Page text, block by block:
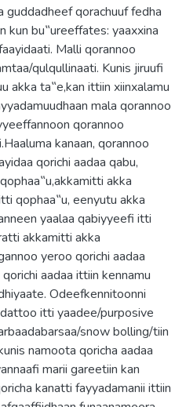
guddadheef qorachuuf fedha
kun bu‟ureeffates: yaaxxina
Malli qorannoo
qulqullinaati. Kunis jiruufi
akka ta‟e,kan ittiin xiinxalamu
mala qorannoo
qorannoo
kanaan, qorannoo
qorichi aadaa qabu,
akka
qophaa‟u, eenyutu akka
yaalaa qabiyyeefi itti
akkamitti akka
yeroo qorichi aadaa
aadaa ittiin kennamu
Odeefkennitoonni
itti yaadee/purposive
snow bolling/tiin
namoota qoricha aadaa
marii gareetiin kan
kanatti fayyadamanii ittiin